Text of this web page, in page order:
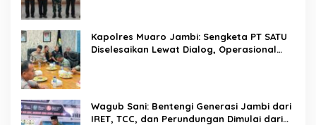
Kapolres Muaro Jambi: Sengketa PT SATU
Diselesaikan Lewat Dialog, Operasional
Wagub Sani: Bentengi Generasi Jambi dari
IRET, TCC, dan Perundungan Dimulai dari